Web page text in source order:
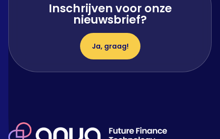
Inschrijven voor onze
nieuwsbrief?
Ja, graag!